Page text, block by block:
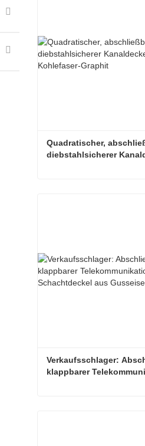
Quadratischer,
diebstahlsicherer
Verkaufsschlager:
klappbarer